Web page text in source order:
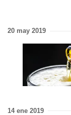
20 may 2019
14 ene 2019